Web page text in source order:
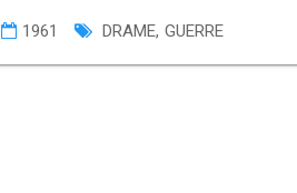
1961 DRAME, GUERRE